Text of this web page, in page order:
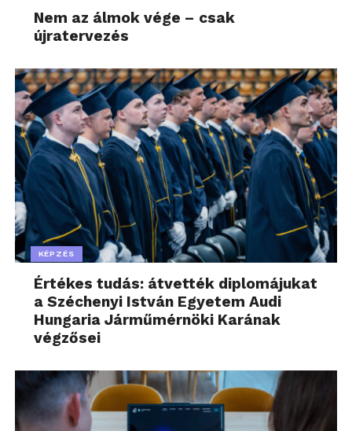
Nem az álmok vége – csak
újratervezés
KÉPZÉS
Értékes tudás: átvették diplomájukat
a Széchenyi István Egyetem Audi
Hungaria Járműmérnöki Karának
végzősei